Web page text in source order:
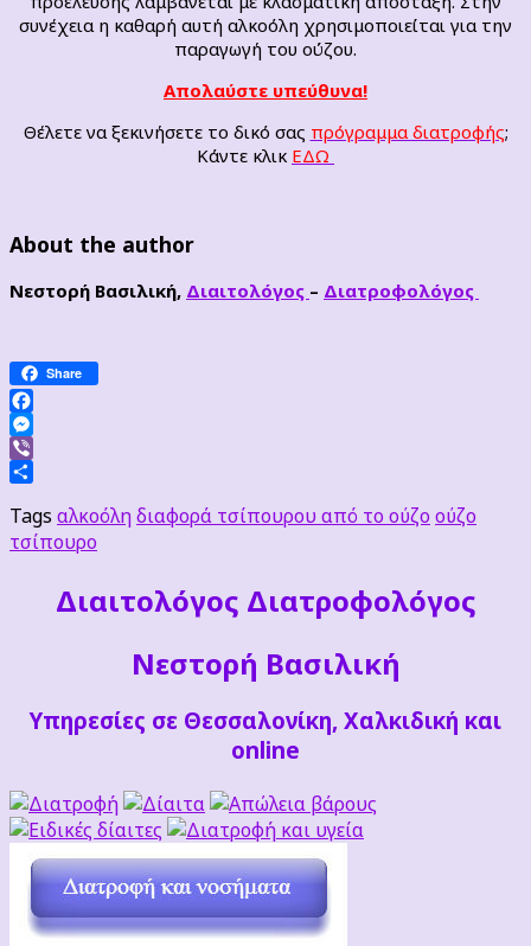
συνέχεια η καθαρή αυτή αλκοόλη χρησιμοποιείται για την
παραγωγή του ούζου.
Απολαύστε υπεύθυνα!
Θέλετε να ξεκινήσετε το δικό σας πρόγραμμα διατροφής;
Κάντε κλικ ΕΔΩ
About the author
Νεστορή Βασιλική, Διαιτολόγος – Διατροφολόγος
Share
Facebook
Messenger
Viber
Tags αλκοόληδιαφορά τσίπουρου από το ούζοούζο
τσίπουρο
Διαιτoλόγος Διατροφολόγος
Νεστορή Βασιλική
Υπηρεσίες σε Θεσσαλονίκη, Χαλκιδική και
online